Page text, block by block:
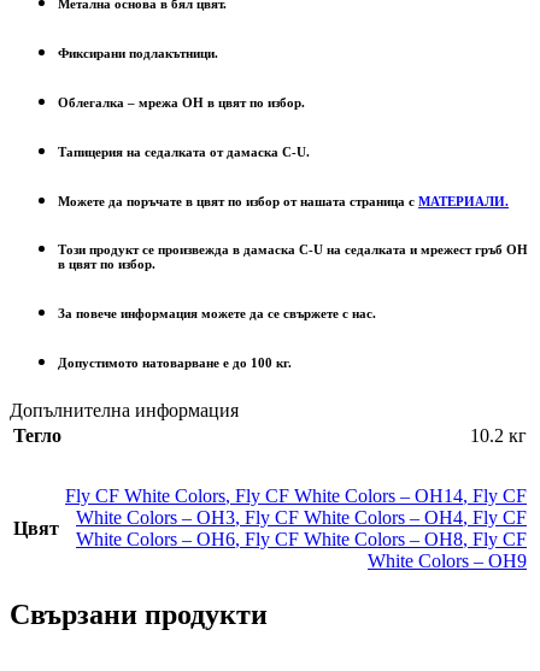
Метална основа в бял цвят.
Фиксирани подлакътници.
Облегалка – мрежа OH в цвят по избор.
Тапицерия на седалката от дамаска C-U.
Можете да поръчате в цвят по избор от нашата страница с МАТЕРИАЛИ.
Този продукт се произвежда в дамаска C-U на седалката и мрежест гръб OH
в цвят по избор.
За повече информация можете да се свържете с нас.
Допустимото натоварване е до 100 кг.
Допълнителна информация
Тегло
10.2 кг
Цвят
Fly CF White Colors, Fly CF White Colors – OH14, Fly CF
White Colors – OH3, Fly CF White Colors – OH4, Fly CF
White Colors – OH6, Fly CF White Colors – OH8, Fly CF
White Colors – OH9
Свързани продукти